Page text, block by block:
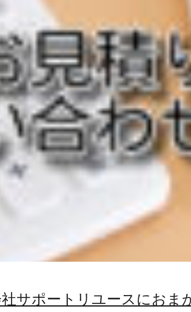
サポートリユースにおま